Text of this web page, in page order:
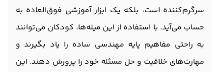
سرگرم‌کننده است، بلکه یک ابزار آموزشی فوق‌العاده به
حساب می‌آید. با استفاده از این میله‌ها، کودکان می‌توانند
به راحتی مفاهیم پایه مهندسی ساده را یاد بگیرند و
مهارت‌های خلاقیت و حل مسئله خود را پرورش دهند. این